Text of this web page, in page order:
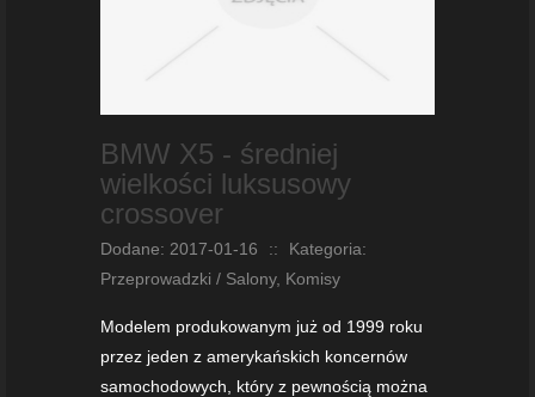
BMW X5 - średniej
wielkości luksusowy
crossover
Dodane: 2017-01-16 ::
Kategoria:
Przeprowadzki / Salony, Komisy
Modelem produkowanym już od 1999 roku
przez jeden z amerykańskich koncernów
samochodowych, który z pewnością można